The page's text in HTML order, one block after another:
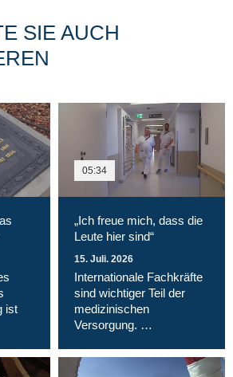
SIE AUCH
ist
05:34
„Ich freue mich, dass die
Leute hier sind“
15. Juli. 2026
Internationale Fachkräfte
sind wichtiger Teil der
medizinischen
Versorgung. …